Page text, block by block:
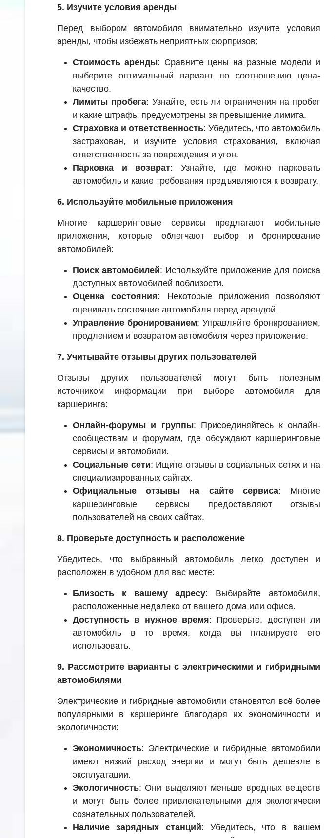
5. Изучите условия аренды
Перед выбором автомобиля внимательно изучите условия
аренды, чтобы избежать неприятных сюрпризов:
Стоимость аренды: Сравните цены на разные модели и
выберите оптимальный вариант по соотношению цена-
качество.
Лимиты пробега: Узнайте, есть ли ограничения на пробег
и какие штрафы предусмотрены за превышение лимита.
Страховка и ответственность: Убедитесь, что автомобиль
застрахован, и изучите условия страхования, включая
ответственность за повреждения и угон.
Парковка и возврат: Узнайте, где можно парковать
автомобиль и какие требования предъявляются к возврату.
6. Используйте мобильные приложения
Многие каршеринговые сервисы предлагают мобильные
приложения, которые облегчают выбор и бронирование
автомобилей:
Поиск автомобилей: Используйте приложение для поиска
доступных автомобилей поблизости.
Оценка состояния: Некоторые приложения позволяют
оценивать состояние автомобиля перед арендой.
Управление бронированием: Управляйте бронированием,
продлением и возвратом автомобиля через приложение.
7. Учитывайте отзывы других пользователей
Отзывы других пользователей могут быть полезным
источником информации при выборе автомобиля для
каршеринга:
Онлайн-форумы и группы: Присоединяйтесь к онлайн-
сообществам и форумам, где обсуждают каршеринговые
сервисы и автомобили.
Социальные сети: Ищите отзывы в социальных сетях и на
специализированных сайтах.
Официальные отзывы на сайте сервиса: Многие
каршеринговые сервисы предоставляют отзывы
пользователей на своих сайтах.
8. Проверьте доступность и расположение
Убедитесь, что выбранный автомобиль легко доступен и
расположен в удобном для вас месте:
Близость к вашему адресу: Выбирайте автомобили,
расположенные недалеко от вашего дома или офиса.
Доступность в нужное время: Проверьте, доступен ли
автомобиль в то время, когда вы планируете его
использовать.
9. Рассмотрите варианты с электрическими и гибридными
автомобилями
Электрические и гибридные автомобили становятся всё более
популярными в каршеринге благодаря их экономичности и
экологичности:
Экономичность: Электрические и гибридные автомобили
имеют низкий расход энергии и могут быть дешевле в
эксплуатации.
Экологичность: Они выделяют меньше вредных веществ
и могут быть более привлекательными для экологически
сознательных пользователей.
Наличие зарядных станций: Убедитесь, что в вашем